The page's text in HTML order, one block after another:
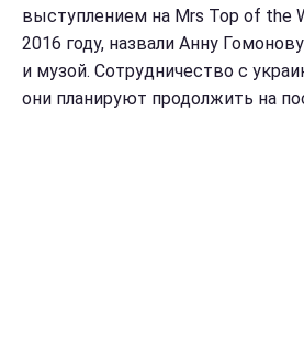
выступлением на Mrs Top of the
2016 году, назвали Анну
и музой. Сотрудничество с
они планируют продолжить на